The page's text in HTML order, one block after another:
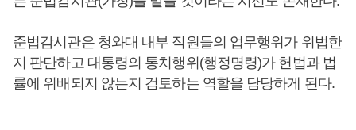
준법감시관은 청와대 내부 직원들의 업무행위가 위법한
지 판단하고 대통령의 통치행위(행정명령)가 헌법과 법
률에 위배되지 않는지 검토하는 역할을 담당하게 된다.